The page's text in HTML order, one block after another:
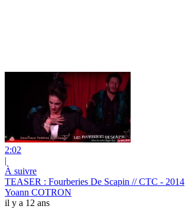
2:02
|
À suivre
TEASER : Fourberies De Scapin // CTC - 2014
Yoann COTRON
il y a 12 ans